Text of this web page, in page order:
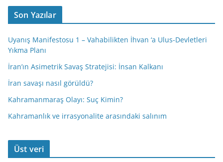
Son Yazılar
Uyanış Manifestosu 1 – Vahabilikten İhvan ‘a Ulus-Devletleri
Yıkma Planı
İran’ın Asimetrik Savaş Stratejisi: İnsan Kalkanı
İran savaşı nasıl görüldü?
Kahramanmaraş Olayı: Suç Kimin?
Kahramanlık ve irrasyonalite arasındaki salınım
Üst veri